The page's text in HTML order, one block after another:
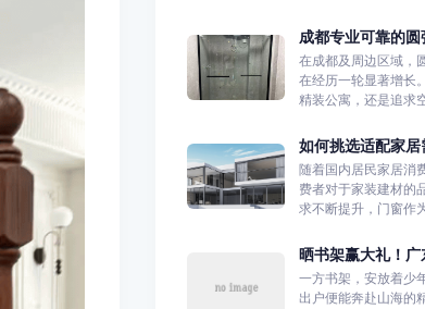
成都专业可靠的
在成都及周边区域，
在经历一轮显著增长
精装公寓，还是追求
如何挑选适配家居
随着国内居民家居消
费者对于家装建材的
求不断提升，门窗作
晒书架赢大礼！广
一方书架，安放着少
出户便能奔赴山海的